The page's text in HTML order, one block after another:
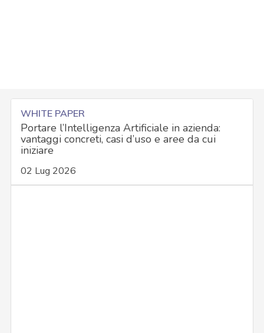
WHITE PAPER
Portare l’Intelligenza Artificiale in azienda:
vantaggi concreti, casi d’uso e aree da cui
iniziare
02 Lug 2026